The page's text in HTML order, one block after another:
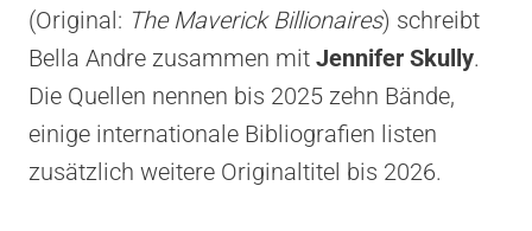
(Original: The Maverick Billionaires) schreibt
Bella Andre zusammen mit Jennifer Skully.
Die Quellen nennen bis 2025 zehn Bände,
einige internationale Bibliografien listen
zusätzlich weitere Originaltitel bis 2026.